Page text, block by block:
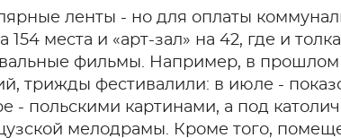
ленты - но для оплаты
154 места и «арт-зал» на 42, где и
фильмы. Например, в прошлом
трижды фестивалили: в июле -
- польскими картинами, а под
мелодрамы. Кроме того,